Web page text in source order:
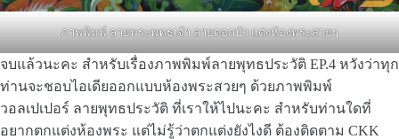
ภาพพิมพ์ ลายพระพุทธเจ้า ลายดอกบัว แต่งห้องพระสวยๆ
จบแล้วนะคะ สำหรับเรื่องภาพพิมพ์ลายพุทธประวัติ EP.4 หวังว่าทุก
ท่านจะชอบไอเดียออกแบบห้องพระสวยๆ ด้วยภาพพิมพ์
วอลเปเปอร์ ลายพุทธประวัติ ที่เราให้ไปนะคะ สำหรับท่านใดที่
อยากตกแต่งห้องพระ แต่ไม่รู้ว่าตกแต่งยังไงดี ต้องติดตาม CKK